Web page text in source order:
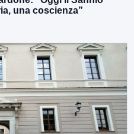
una coscienza”